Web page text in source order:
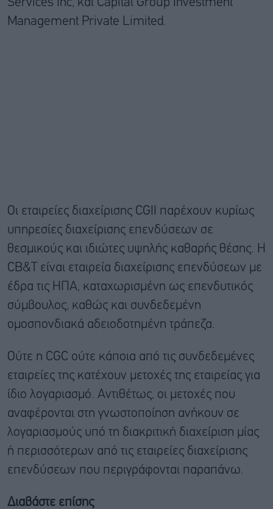
Services Inc, και Capital Group Investment
Management Private Limited.
Οι εταιρείες διαχείρισης CGII παρέχουν κυρίως
υπηρεσίες διαχείρισης επενδύσεων σε
θεσμικούς και ιδιώτες υψηλής καθαρής θέσης. Η
CB&T είναι εταιρεία διαχείρισης επενδύσεων με
έδρα τις ΗΠΑ, καταχωρισμένη ως επενδυτικός
σύμβουλος, καθώς και συνδεδεμένη
ομοσπονδιακά αδειοδοτημένη τράπεζα.
Ούτε η CGC ούτε κάποια από τις συνδεδεμένες
εταιρείες της κατέχουν μετοχές της εταιρείας για
ίδιο λογαριασμό. Αντιθέτως, οι μετοχές που
αναφέρονται στη γνωστοποίηση ανήκουν σε
λογαριασμούς υπό τη διακριτική διαχείριση μίας
ή περισσότερων από τις εταιρείες διαχείρισης
επενδύσεων που περιγράφονται παραπάνω.
Διαβάστε επίσης